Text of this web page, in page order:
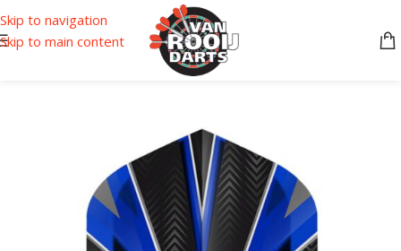
Skip to navigation
Skip to main content